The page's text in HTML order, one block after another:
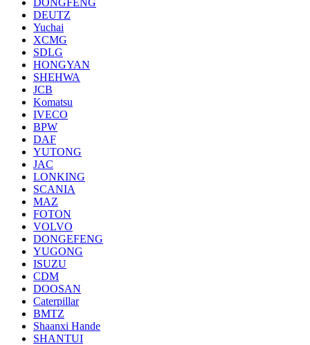
DONGFENG
DEUTZ
Yuchai
XCMG
SDLG
HONGYAN
SHEHWA
JCB
Komatsu
IVECO
BPW
DAF
YUTONG
JAC
LONKING
SCANIA
MAZ
FOTON
VOLVO
DONGEFENG
YUGONG
ISUZU
CDM
DOOSAN
Caterpillar
BMTZ
Shaanxi Hande
SHANTUI